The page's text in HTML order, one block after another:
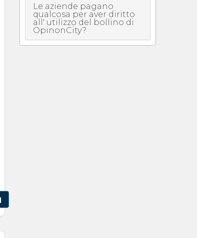
Le aziende pagano
qualcosa per aver diritto
all' utilizzo del bollino di
OpinonCity?